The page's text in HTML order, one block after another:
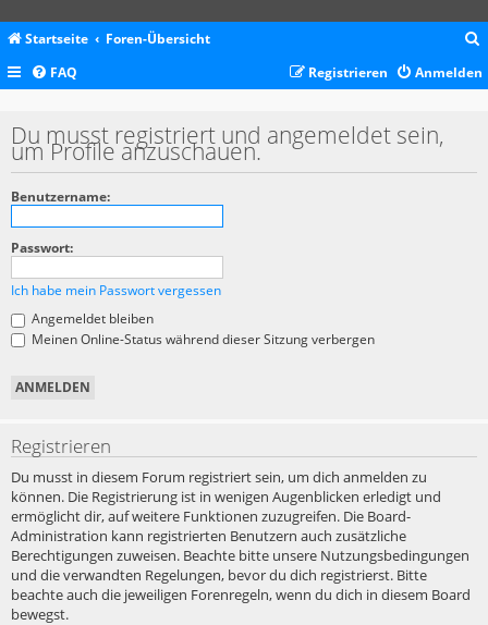
Startseite Foren-Übersicht
c
FAQ Anmelden
Registrieren
Du musst registriert und angemeldet sein,
um Profile anzuschauen.
Benutzername:
Passwort:
Ich habe mein Passwort vergessen
Angemeldet bleiben
Meinen Online-Status während dieser Sitzung verbergen
Registrieren
Du musst in diesem Forum registriert sein, um dich anmelden zu
können. Die Registrierung ist in wenigen Augenblicken erledigt und
ermöglicht dir, auf weitere Funktionen zuzugreifen. Die Board-
Administration kann registrierten Benutzern auch zusätzliche
Berechtigungen zuweisen. Beachte bitte unsere Nutzungsbedingungen
und die verwandten Regelungen, bevor du dich registrierst. Bitte
beachte auch die jeweiligen Forenregeln, wenn du dich in diesem Board
bewegst.